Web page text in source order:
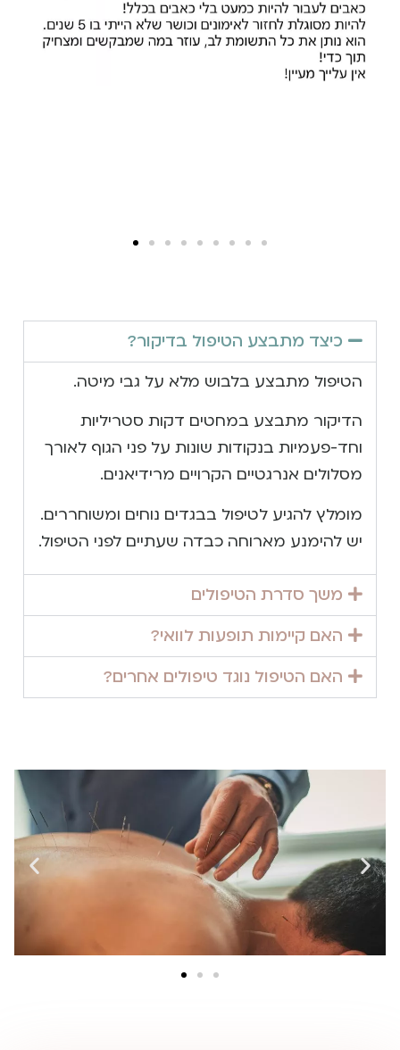
כיצד מתבצע הטיפול בדיקור?
הטיפול מתבצע בלבוש מלא על גבי מיטה.
הדיקור מתבצע במחטים דקות סטריליות
וחד-פעמיות בנקודות שונות על פני הגוף לאורך
מסלולים אנרגטיים הקרויים מרידיאנים.
מומלץ להגיע לטיפול בבגדים נוחים ומשוחררים.
יש להימנע מארוחה כבדה שעתיים לפני הטיפול.
משך סדרת הטיפולים
האם קיימות תופעות לוואי?
האם הטיפול נוגד טיפולים אחרים?